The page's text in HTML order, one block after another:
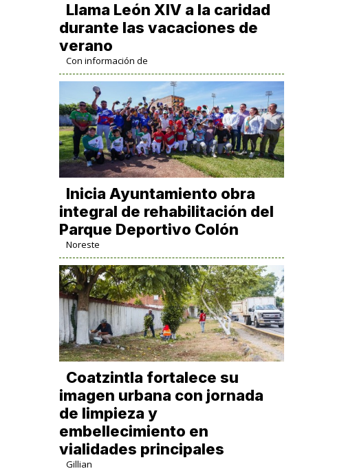
Llama León XIV a la caridad
durante las vacaciones de
verano
Con información de
Inicia Ayuntamiento obra
integral de rehabilitación del
Parque Deportivo Colón
Noreste
Coatzintla fortalece su
imagen urbana con jornada
de limpieza y
embellecimiento en
vialidades principales
Gillian